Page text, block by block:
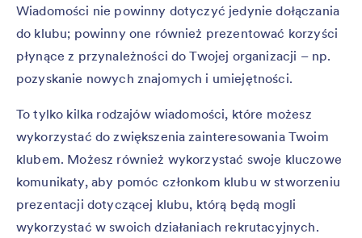
Wiadomości nie powinny dotyczyć jedynie dołączania
do klubu; powinny one również prezentować korzyści
płynące z przynależności do Twojej organizacji – np.
pozyskanie nowych znajomych i umiejętności.
To tylko kilka rodzajów wiadomości, które możesz
wykorzystać do zwiększenia zainteresowania Twoim
klubem. Możesz również wykorzystać swoje kluczowe
komunikaty, aby pomóc członkom klubu w stworzeniu
prezentacji dotyczącej klubu, którą będą mogli
wykorzystać w swoich działaniach rekrutacyjnych.